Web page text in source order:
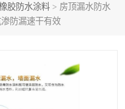
胶防水涂料 > 房顶漏水防水
防漏速干有效